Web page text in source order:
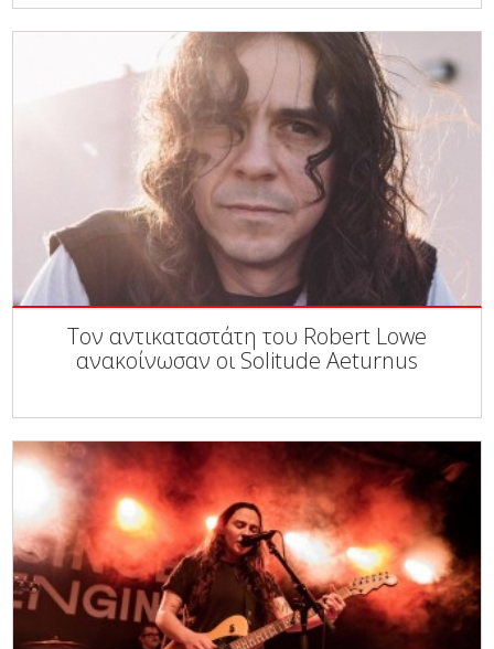
Τον αντικαταστάτη του Robert Lowe
ανακοίνωσαν οι Solitude Aeturnus